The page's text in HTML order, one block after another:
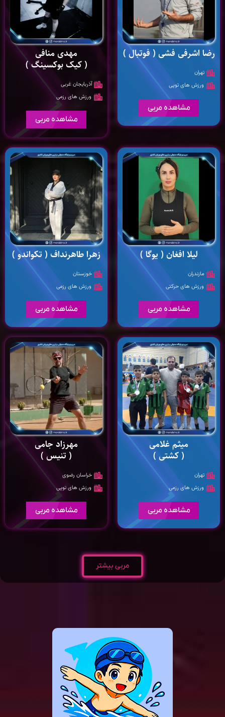
رضا اشرفی فشی ( فوتبال )
تهران
ورزش های توپی
مشاهده مربی
مهدی منافی
( کیک بوکسینگ )
آذربایجان غربی
ورزش های رزمی
مشاهده مربی
لیلا افغان ( یوگا )
مازندران
ورزش های حرکتی
مشاهده مربی
زهرا طاهرنداف ( تکواندو )
خوزستان
ورزش های رزمی
مشاهده مربی
میثم غلامی
( کشتی )
تهران
ورزش های رزمی
مشاهده مربی
مهرزاد جامی
( تنیس )
خراسان رضوی
ورزش های توپی
مشاهده مربی
مربی بیشتر